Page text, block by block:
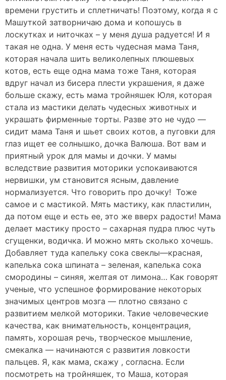
времени грустить и сплетничать! Поэтому, когда я с
Машуткой затворничаю дома и копошусь в
лоскутках и ниточках – у меня душа радуется! И я
такая не одна. У меня есть чудесная мама Таня,
которая начала шить великолепных плюшевых
котов, есть еще одна мама тоже Таня, которая
вдруг начал из бисера плести украшения, я даже
больше скажу, есть мама тройняшек Юля, которая
стала из мастики делать чудесных животных и
украшать фирменные торты. Разве это не чудо —
сидит мама Таня и шьет своих котов, а пуговки для
глаз ищет ее солнышко, дочка Валюша. Вот вам и
приятный урок для мамы и дочки. У мамы
вследствие развития моторики успокаиваются
нервишки, ум становится ясным, давление
нормализуется. Что говорить про дочку! Тоже
самое и с мастикой. Мять мастику, как пластилин,
да потом еще и есть ее, это же вверх радости! Мама
делает мастику просто – сахарная пудра плюс чуть
сгущенки, водичка. И можно мять сколько хочешь.
Добавляет туда капельку сока свеклы—красная,
капелька сока шпината – зеленая, капелька сока
смородины – синяя, желтая от лимона… Как говорят
ученые, что успешное формирование некоторых
значимых центров мозга — плотно связано с
развитием мелкой моторики. Такие человеческие
качества, как внимательность, концентрация,
память, хорошая речь, творческое мышление,
смекалка — начинаются с развития ловкости
пальцев. Я, как мама, скажу , согласна. Если
посмотреть на тройняшек, то Маша, которая